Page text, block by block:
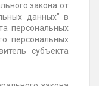
закона от
данных" в
персональных
персональных
субъекта